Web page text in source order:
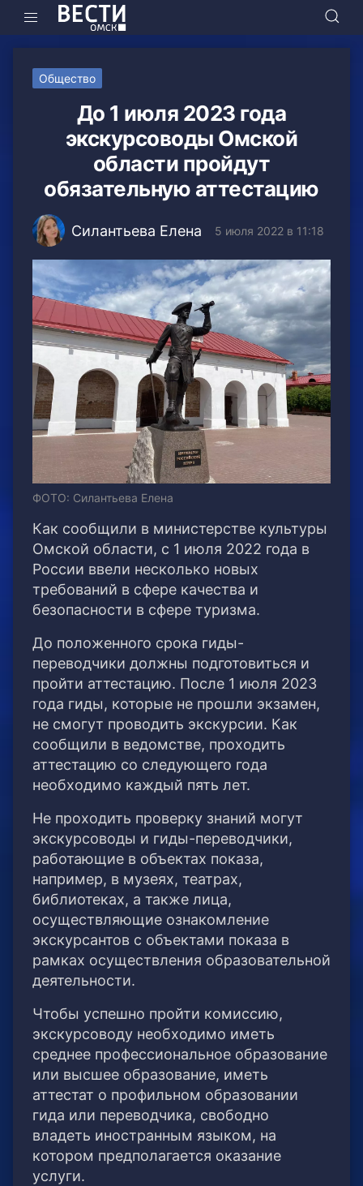
Общество
До 1 июля 2023 года
экскурсоводы Омской
области пройдут
обязательную аттестацию
Силантьева Елена 5 июля 2022 в 11:18
ФОТО: Силантьева Елена
Как сообщили в министерстве культуры
Омской области, с 1 июля 2022 года в
России ввели несколько новых
требований в сфере качества и
безопасности в сфере туризма.
До положенного срока гиды-
переводчики должны подготовиться и
пройти аттестацию. После 1 июля 2023
года гиды, которые не прошли экзамен,
не смогут проводить экскурсии. Как
сообщили в ведомстве, проходить
аттестацию со следующего года
необходимо каждый пять лет.
Не проходить проверку знаний могут
экскурсоводы и гиды-переводчики,
работающие в объектах показа,
например, в музеях, театрах,
библиотеках, а также лица,
осуществляющие ознакомление
экскурсантов с объектами показа в
рамках осуществления образовательной
деятельности.
Чтобы успешно пройти комиссию,
экскурсоводу необходимо иметь
среднее профессиональное образование
или высшее образование, иметь
аттестат о профильном образовании
гида или переводчика, свободно
владеть иностранным языком, на
котором предполагается оказание
услуги.